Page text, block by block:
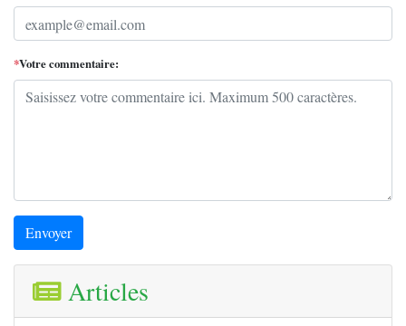
*Votre commentaire:
Envoyer
Articles